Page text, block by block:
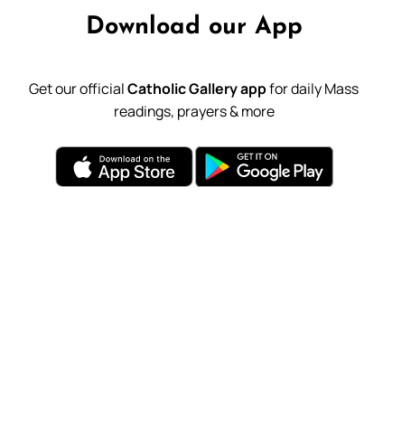
Download our App
Get our officialCatholic Gallery appfor daily Mass
readings, prayers & more